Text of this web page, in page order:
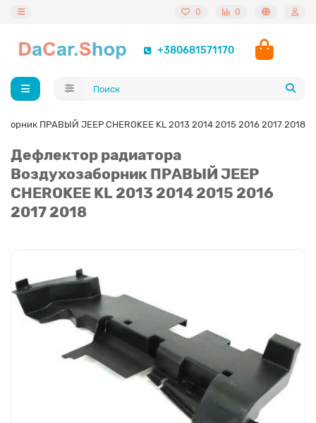
0 0
+380681571170
ПРАВЫЙ JEEP CHEROKEE KL 2013 2014 2015 2016 2017 2018
Дефлектор радиатора
Воздухозаборник ПРАВЫЙ JEEP
CHEROKEE KL 2013 2014 2015 2016
2017 2018